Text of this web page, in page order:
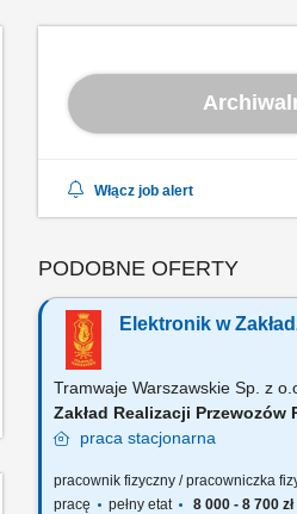
Włącz job alert
PODOBNE OFERTY
Elektronik w
Tramwaje Warszawskie Sp. z
Zakład Realizacji Przewozów
praca stacjonarna
pracownik fizyczny / pracowniczka
pracę
pełny etat 8 000 - 8 700 zł